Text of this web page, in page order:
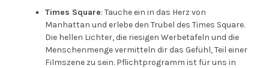
Times Square: Tauche ein in das Herz von
Manhattan und erlebe den Trubel des Times Square.
Die hellen Lichter, die riesigen Werbetafeln und die
Menschenmenge vermitteln dir das Gefühl, Teil einer
Filmszene zu sein. Pflichtprogramm ist für uns in